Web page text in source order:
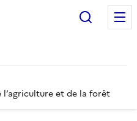
et de la forêt